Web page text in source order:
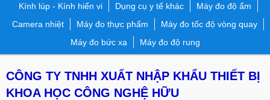
Kính lúp - Kính hiển vi
Dụng cụ y tế khác
Máy đo độ ẩm
Camera nhiệt
Máy đo thực phẩm
Máy đo tốc độ vòng quay
Máy đo bức xạ
Máy đo độ rung
CÔNG TY TNHH XUẤT NHẬP KHẨU THIẾT BỊ
KHOA HỌC CÔNG NGHỆ HỮU